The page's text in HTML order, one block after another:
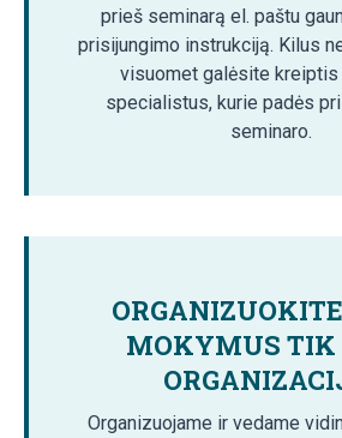
prieš seminarą el. paštu
prisijungimo instrukciją. Kilus
visuomet galėsite
specialistus, kurie padės
seminaro.
MOKYMUS TIK
Organizuojame ir vedame